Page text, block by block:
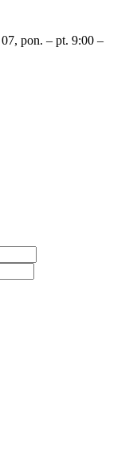
pon. – pt. 9:00 –